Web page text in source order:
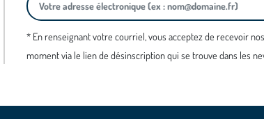
* En renseignant votre courriel, vous acceptez de recevoir
moment via le lien de désinscription qui se trouve dans les